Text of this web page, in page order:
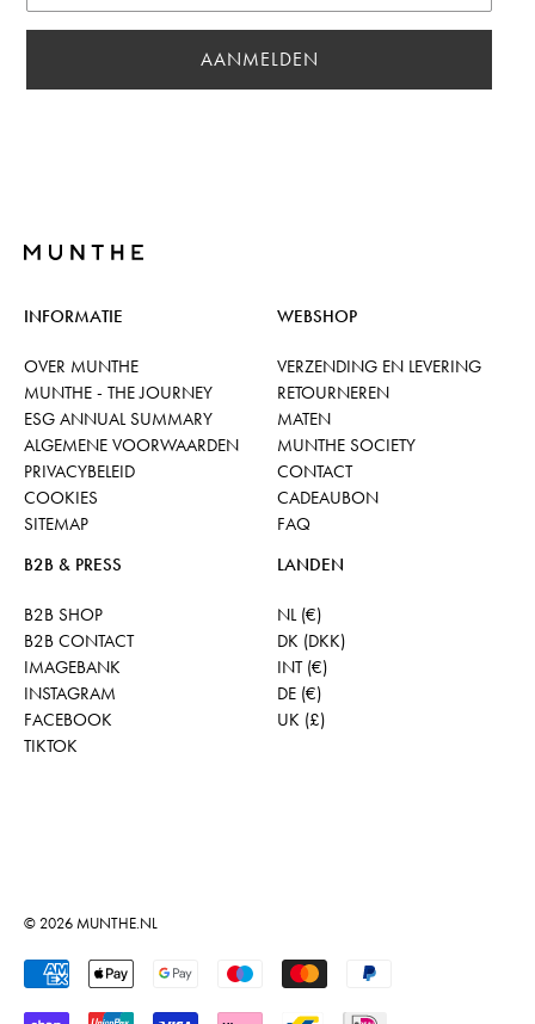
AANMELDEN
INFORMATIE
OVER MUNTHE
MUNTHE - THE JOURNEY
ESG ANNUAL SUMMARY
ALGEMENE VOORWAARDEN
PRIVACYBELEID
COOKIES
SITEMAP
WEBSHOP
VERZENDING EN LEVERING
RETOURNEREN
MATEN
MUNTHE SOCIETY
CONTACT
CADEAUBON
FAQ
B2B & PRESS
B2B SHOP
B2B CONTACT
IMAGEBANK
INSTAGRAM
FACEBOOK
TIKTOK
LANDEN
NL (€)
DK (DKK)
INT (€)
DE (€)
UK (£)
© 2026MUNTHE.NL
Geaccepteerde betalingen